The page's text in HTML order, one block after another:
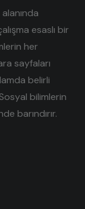
esaslı bir
her
sayfaları
belirli
bilimlerin
barındırır.